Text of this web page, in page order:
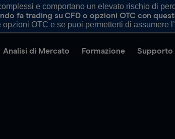
e comportano un elevato rischio di
fa trading su CFD o opzioni OTC con
opzioni OTC e se puoi permetterti di assumere
Analisi di Mercato Formazione Supporto